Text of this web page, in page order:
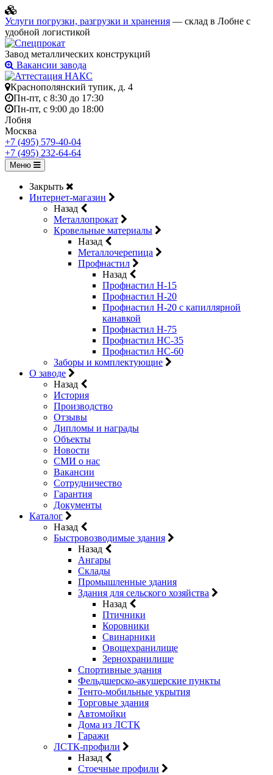
Услуги погрузки, разгрузки и хранения — склад в Лобне с
удобной логистикой
Завод металлических конструкций
Вакансии завода
Краснополянский тупик, д. 4
Пн-пт, с 8:30 до 17:30
Пн-пт, с 9:00 до 18:00
Лобня
Москва
+7 (495) 579-40-04
+7 (495) 232-64-64
Меню
Закрыть
Интернет-магазин
Назад
Металлопрокат
Кровельные материалы
Назад
Металлочерепица
Профнастил
Назад
Профнастил Н-15
Профнастил Н-20
Профнастил Н-20 с капиллярной
канавкой
Профнастил Н-75
Профнастил НС-35
Профнастил НС-60
Заборы и комплектующие
О заводе
Назад
История
Производство
Отзывы
Дипломы и награды
Объекты
Новости
СМИ о нас
Вакансии
Сотрудничество
Гарантия
Документы
Каталог
Назад
Быстровозводимые здания
Назад
Ангары
Склады
Промышленные здания
Здания для сельского хозяйства
Назад
Птичники
Коровники
Свинарники
Овощехранилище
Зернохранилище
Спортивные здания
Фельдшерско-акушерские пункты
Тенто-мобильные укрытия
Торговые здания
Автомойки
Дома из ЛСТК
Гаражи
ЛСТК-профили
Назад
Стоечные профили